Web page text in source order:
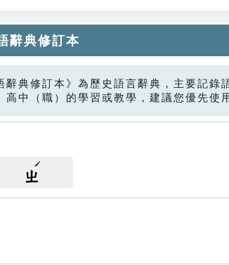
辭典修訂本
辭典修訂本》為歷史語言辭典，主要記
高中（職）的學習或教學，建議您優先使
ㄓ